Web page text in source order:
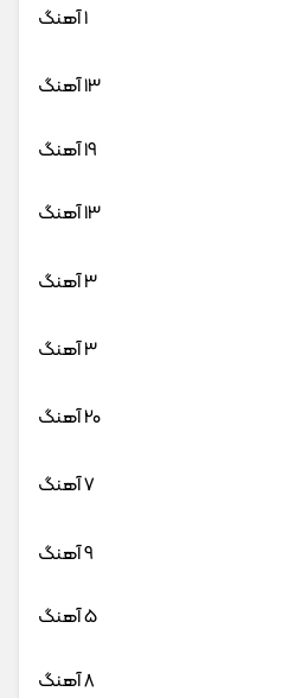
1 آهنگ
13 آهنگ
19 آهنگ
13 آهنگ
3 آهنگ
3 آهنگ
20 آهنگ
7 آهنگ
9 آهنگ
5 آهنگ
8 آهنگ